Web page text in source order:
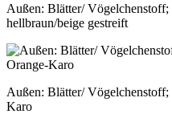
Außen: Blätter/ Vögelchenstoff;
hellbraun/beige gestreift
Außen: Blätter/ Vögelchenstoff;
Karo